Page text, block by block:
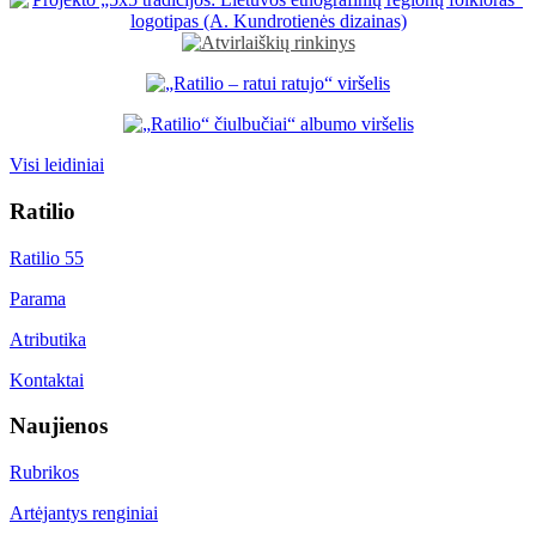
Visi leidiniai
Ratilio
Ratilio 55
Parama
Atributika
Kontaktai
Naujienos
Rubrikos
Artėjantys renginiai